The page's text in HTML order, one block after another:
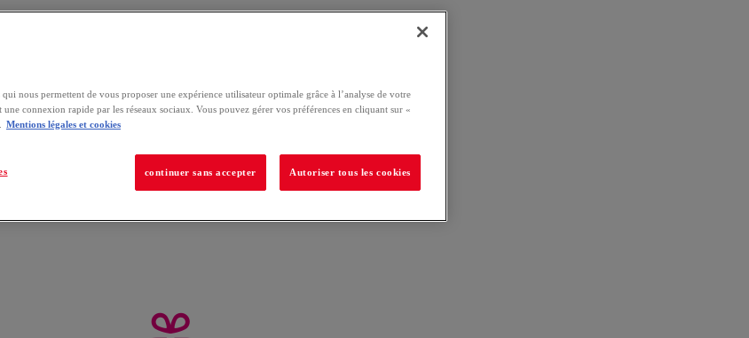
qui nous permettent de vous proposer une expérience utilisateur optimale grâce à l’analyse de votre
connexion rapide par les réseaux sociaux. Vous pouvez gérer vos préférences en cliquant sur «
Mentions légales et cookies
continuer sans accepter Autoriser tous les cookies